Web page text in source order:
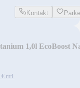
Kontakt
1,0l EcoBoost
€ mtl.